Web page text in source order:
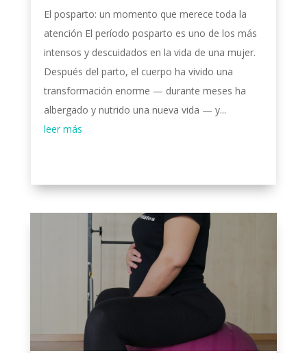
El posparto: un momento que merece toda la
atención El período posparto es uno de los más
intensos y descuidados en la vida de una mujer.
Después del parto, el cuerpo ha vivido una
transformación enorme — durante meses ha
albergado y nutrido una nueva vida — y...
leer más